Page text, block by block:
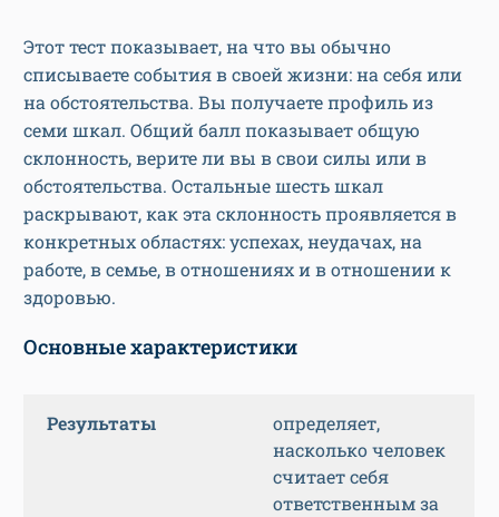
Этот тест показывает, на что вы обычно
списываете события в своей жизни: на себя или
на обстоятельства. Вы получаете профиль из
семи шкал. Общий балл показывает общую
склонность, верите ли вы в свои силы или в
обстоятельства. Остальные шесть шкал
раскрывают, как эта склонность проявляется в
конкретных областях: успехах, неудачах, на
работе, в семье, в отношениях и в отношении к
здоровью.
Основные характеристики
Результаты
определяет,
насколько человек
считает себя
ответственным за